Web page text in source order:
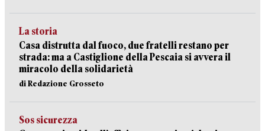
La storia
Casa distrutta dal fuoco, due fratelli restano per
strada: ma a Castiglione della Pescaia si avvera il
miracolo della solidarietà
di Redazione Grosseto
Sos sicurezza